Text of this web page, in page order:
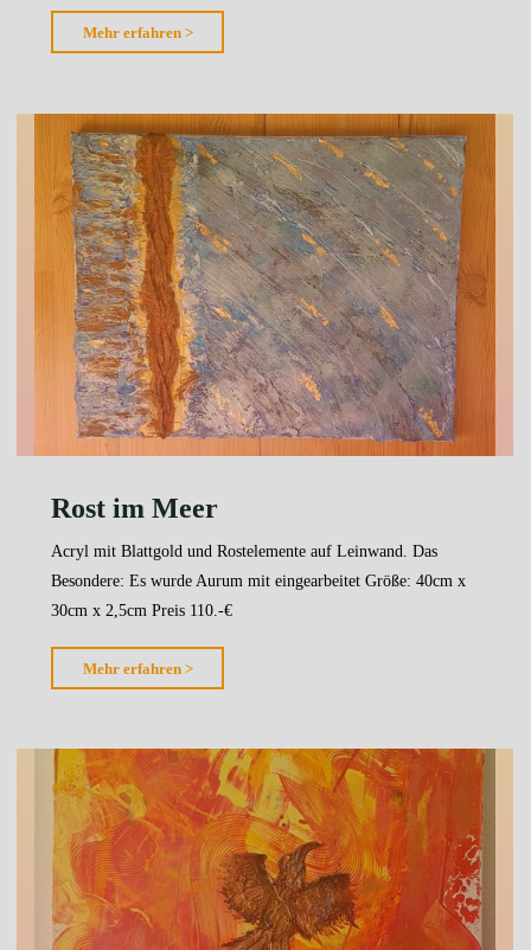
Mehr erfahren >
Rost im Meer
Acryl mit Blattgold und Rostelemente auf Leinwand. Das
Besondere: Es wurde Aurum mit eingearbeitet Größe: 40cm x
30cm x 2,5cm Preis 110.-€
Mehr erfahren >